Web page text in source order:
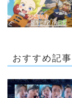
おすすめ記事